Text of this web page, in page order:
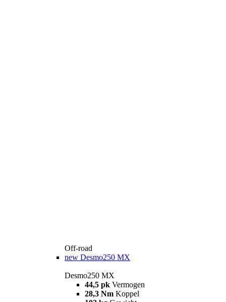
Off-road
new Desmo250 MX
Desmo250 MX
44,5 pk Vermogen
28,3 Nm Koppel